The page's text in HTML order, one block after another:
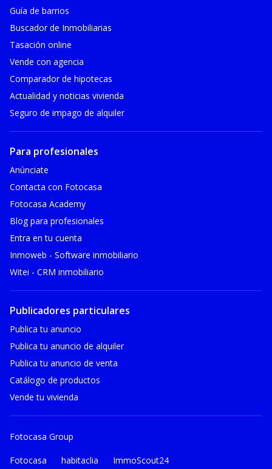
Guía de barrios
Buscador de Inmobiliarias
Tasación online
Vende con agencia
Comparador de hipotecas
Actualidad y noticias vivienda
Seguro de impago de alquiler
Para profesionales
Anúnciate
Contacta con Fotocasa
Fotocasa Academy
Blog para profesionales
Entra en tu cuenta
Inmoweb - Software inmobiliario
Witei - CRM inmobiliario
Publicadores particulares
Publica tu anuncio
Publica tu anuncio de alquiler
Publica tu anuncio de venta
Catálogo de productos
Vende tu vivienda
Fotocasa Group
Fotocasa habitaclia ImmoScout24